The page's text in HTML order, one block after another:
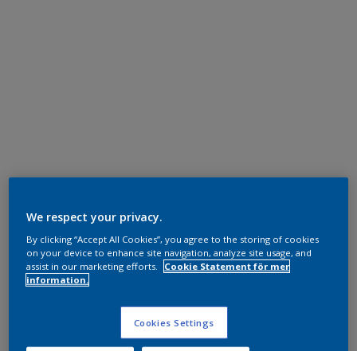
We respect your privacy.
By clicking “Accept All Cookies”, you agree to the storing of cookies
on your device to enhance site navigation, analyze site usage, and
assist in our marketing efforts.
Cookie Statement för mer
information.
Cookies Settings